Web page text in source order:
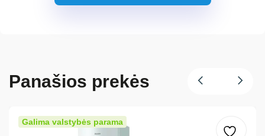
Panašios prekės
Galima valstybės parama